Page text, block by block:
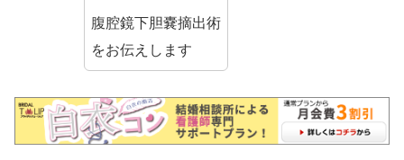
腹腔鏡下胆嚢摘出術
をお伝えします